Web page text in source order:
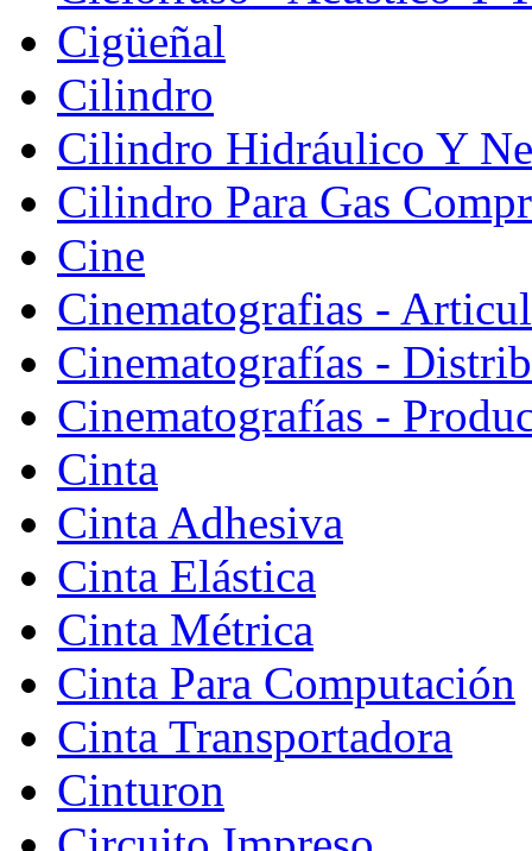
Cigüeñal
Cilindro
Cilindro Hidráulico Y
Cilindro Para Gas
Cine
Cinematografias -
Cinematografías -
Cinematografías -
Cinta
Cinta Adhesiva
Cinta Elástica
Cinta Métrica
Cinta Para Computación
Cinta Transportadora
Cinturon